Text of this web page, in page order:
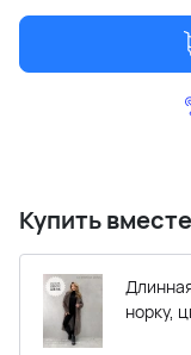
Купить
норку,